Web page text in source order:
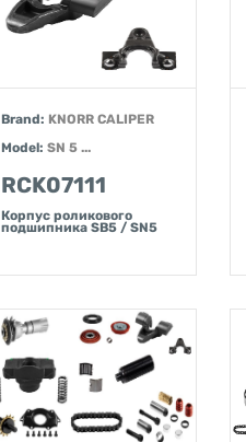
Brand: KNORR CALIPER
Model: SN 5 ...
RCK07111
Корпус роликового
подшипника SB5 / SN5